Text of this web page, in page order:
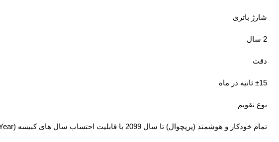
شارژ باتری
2 سال
دقت
±15 ثانیه در ماه
نوع تقویم
تمام خودکار و هوشمند (پرپچوال) تا سال 2099 با قابلیت احتساب سال های کبیسه (Leap Year)